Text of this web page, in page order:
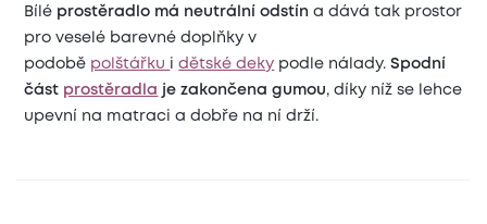
Bílé prostěradlo má neutrální odstína dává tak prostor
pro veselé barevné doplňky v
podobě polštářku idětské deky podle nálady. Spodní
část prostěradla je zakončena gumou, díky níž se lehce
upevní na matraci a dobře na ní drží.